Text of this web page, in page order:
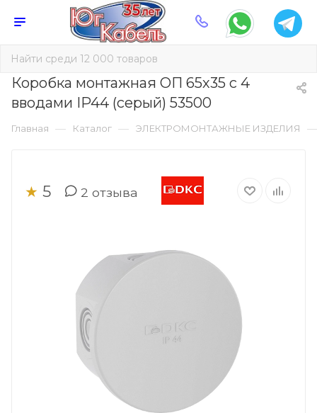
Коробка монтажная ОП 65х35 с 4
вводами IP44 (серый) 53500
Главная — Каталог — ЭЛЕКТРОМОНТАЖНЫЕ ИЗДЕЛИЯ —
★ 5 2 отзыва